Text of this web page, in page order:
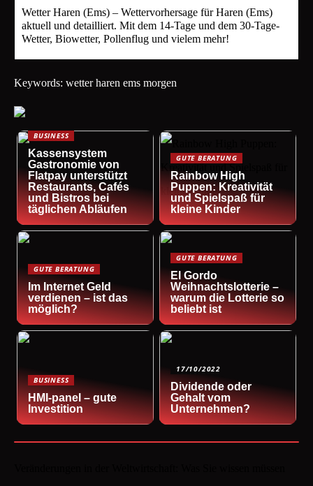
Wetter Haren (Ems) – Wettervorhersage für Haren (Ems)
aktuell und detailliert. Mit dem 14-Tage und dem 30-Tage-
Wetter, Biowetter, Pollenflug und vielem mehr!
Keywords: wetter haren ems morgen
BUSINESS
Kassensystem
Gastronomie von
Flatpay unterstützt
Restaurants, Cafés
und Bistros bei
täglichen Abläufen
GUTE BERATUNG
Rainbow High
Puppen: Kreativität
und Spielspaß für
kleine Kinder
GUTE BERATUNG
Im Internet Geld
verdienen – ist das
möglich?
GUTE BERATUNG
El Gordo
Weihnachtslotterie –
warum die Lotterie so
beliebt ist
BUSINESS
HMI-panel – gute
Investition
17/10/2022
Dividende oder
Gehalt vom
Unternehmen?